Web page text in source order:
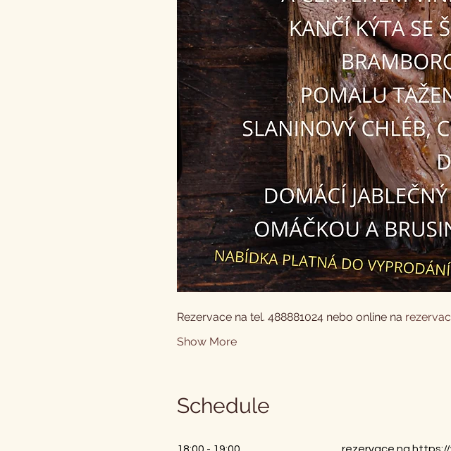
Rezervace na tel. 488881024 nebo online na
Show More
Schedule
18:00 - 19:00 rezervace na